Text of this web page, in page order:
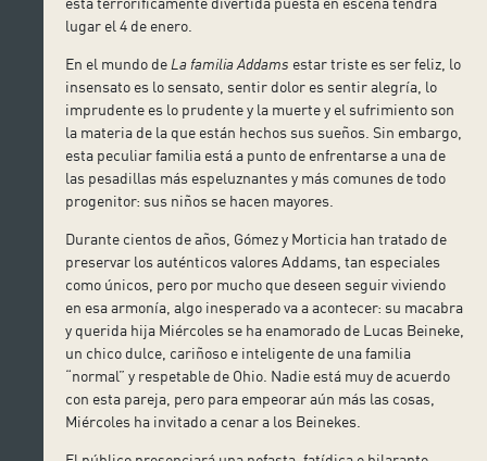
lugar el 4 de enero.
En el mundo de La familia Addams estar triste es ser feliz, lo
insensato es lo sensato, sentir dolor es sentir alegría, lo
imprudente es lo prudente y la muerte y el sufrimiento son
la materia de la que están hechos sus sueños. Sin embargo,
esta peculiar familia está a punto de enfrentarse a una de
las pesadillas más espeluznantes y más comunes de todo
progenitor: sus niños se hacen mayores.
Durante cientos de años, Gómez y Morticia han tratado de
preservar los auténticos valores Addams, tan especiales
como únicos, pero por mucho que deseen seguir viviendo
en esa armonía, algo inesperado va a acontecer: su macabra
y querida hija Miércoles se ha enamorado de Lucas Beineke,
un chico dulce, cariñoso e inteligente de una familia
“normal” y respetable de Ohio. Nadie está muy de acuerdo
con esta pareja, pero para empeorar aún más las cosas,
Miércoles ha invitado a cenar a los Beinekes.